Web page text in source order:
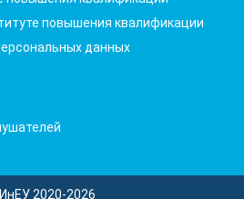
повышения квалификации
данных
2020-2026